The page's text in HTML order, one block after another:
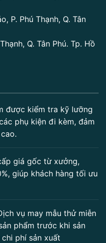
P. Phú Thạnh, Q. Tân
Q. Tân Phú. Tp. Hồ
được kiểm tra kỹ lưỡng
phụ kiện đi kèm, đảm
giá gốc từ xưởng,
giúp khách hàng tối ưu
vụ may mẫu thử miễn
phẩm trước khi sản
phí sản xuất